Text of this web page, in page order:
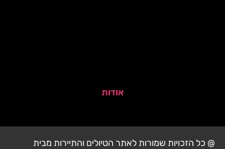
אודות
@ כל הזכויות שמורות לאתר הטיולים והתיירות מבית